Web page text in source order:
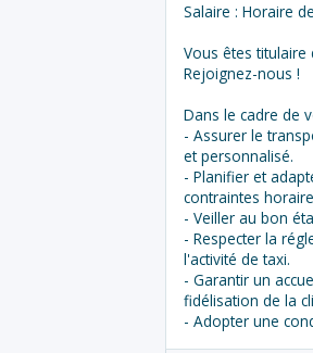
Salaire : Horaire
Vous êtes
Rejoignez-nous !
Dans le cadre de
- Assurer le
et personnalisé.
- Planifier et
contraintes
- Veiller au bon
- Respecter la
l'activité de taxi.
- Garantir un
fidélisation de la
- Adopter une